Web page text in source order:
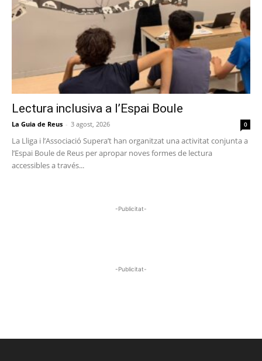
Lectura inclusiva a l’Espai Boule
La Guia de Reus - 3 agost, 2026 0
La Lliga i l’Associació Supera’t han organitzat una activitat conjunta a
l’Espai Boule de Reus per apropar noves formes de lectura
accessibles a través...
-Publicitat-
-Publicitat-